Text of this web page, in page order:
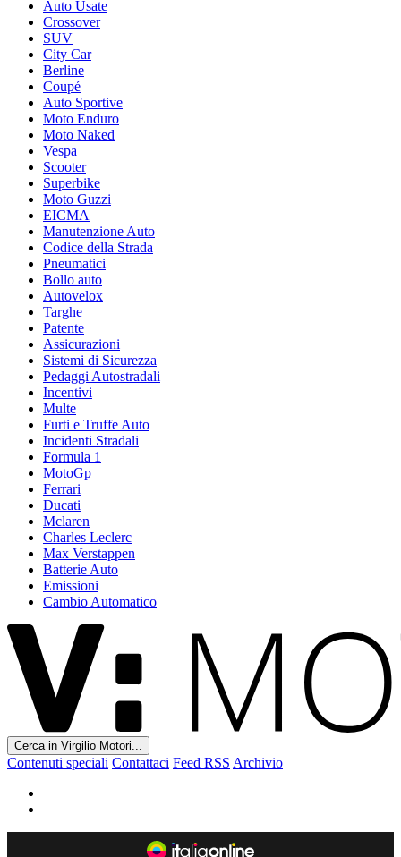
Auto Usate
Crossover
SUV
City Car
Berline
Coupé
Auto Sportive
Moto Enduro
Moto Naked
Vespa
Scooter
Superbike
Moto Guzzi
EICMA
Manutenzione Auto
Codice della Strada
Pneumatici
Bollo auto
Autovelox
Targhe
Patente
Assicurazioni
Sistemi di Sicurezza
Pedaggi Autostradali
Incentivi
Multe
Furti e Truffe Auto
Incidenti Stradali
Formula 1
MotoGp
Ferrari
Ducati
Mclaren
Charles Leclerc
Max Verstappen
Batterie Auto
Emissioni
Cambio Automatico
Cerca in Virgilio Motori...
Contenuti speciali Contattaci Feed RSS Archivio